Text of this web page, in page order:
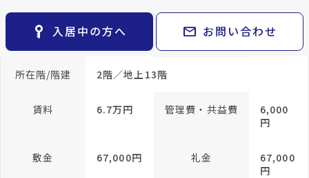
検索条件
閲覧履歴 keyboard_arrow_right
マイホームを考え始めたら
ご購入の流れ・諸費用 keyboard_arrow_right
key_vertical 入居中の方へ mail お問い合わせ
筋コン
クリー
ト)
所在階/階建 2階／地上13階
賃料 6.7万円 管理費・共益費
6,000
円
敷金 67,000円 礼金
67,000
円